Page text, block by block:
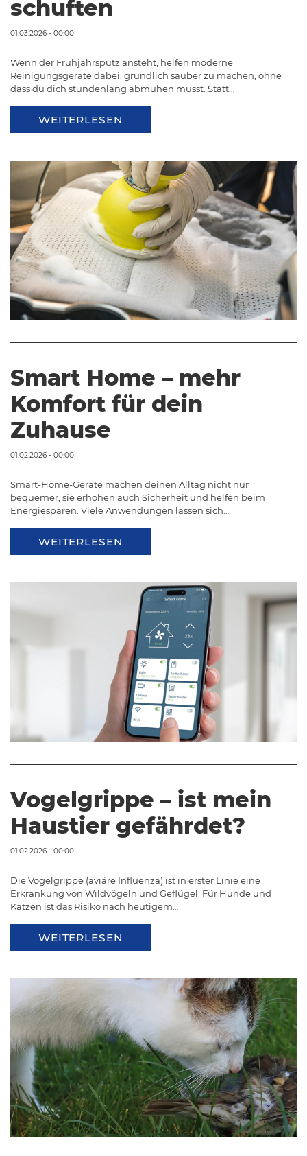
schuften
01.03.2026 - 00:00
Wenn der Frühjahrsputz ansteht, helfen moderne
Reinigungsgeräte dabei, gründlich sauber zu machen, ohne
dass du dich stundenlang abmühen musst. Statt…
WEITERLESEN
Smart Home – mehr
Komfort für dein
Zuhause
01.02.2026 - 00:00
Smart-Home-Geräte machen deinen Alltag nicht nur
bequemer, sie erhöhen auch Sicherheit und helfen beim
Energiesparen. Viele Anwendungen lassen sich…
WEITERLESEN
Vogelgrippe – ist mein
Haustier gefährdet?
01.02.2026 - 00:00
Die Vogelgrippe (aviäre Influenza) ist in erster Linie eine
Erkrankung von Wildvögeln und Geflügel. Für Hunde und
Katzen ist das Risiko nach heutigem…
WEITERLESEN